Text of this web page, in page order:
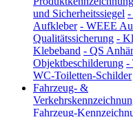
und Sicherheitssiegel -
Aufkleber - WEEE
Qualitätssicherung -
Klebeband - QS
Objektbeschilderung -
WC-Toiletten-Schilder
Fahrzeug- &
Fahrzeug-